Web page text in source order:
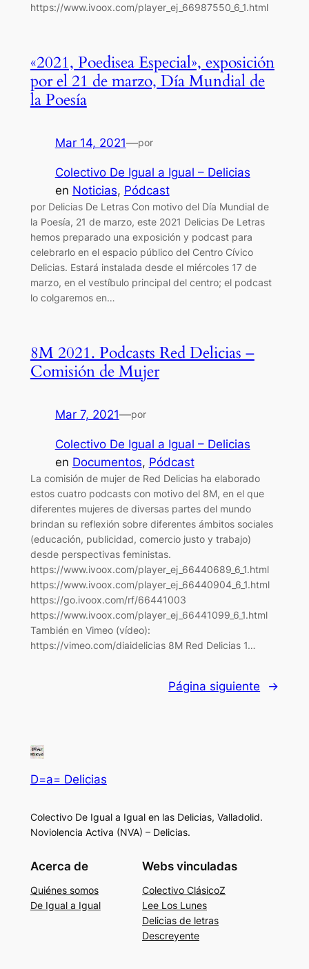
https://www.ivoox.com/player_ej_66987550_6_1.html
«2021, Poedisea Especial», exposición
por el 21 de marzo, Día Mundial de
la Poesía
Mar 14, 2021—por
Colectivo De Igual a Igual – Delicias
en Noticias, Pódcast
por Delicias De Letras Con motivo del Día Mundial de
la Poesía, 21 de marzo, este 2021 Delicias De Letras
hemos preparado una exposición y podcast para
celebrarlo en el espacio público del Centro Cívico
Delicias. Estará instalada desde el miércoles 17 de
marzo, en el vestíbulo principal del centro; el podcast
lo colgaremos en…
8M 2021. Podcasts Red Delicias –
Comisión de Mujer
Mar 7, 2021—por
Colectivo De Igual a Igual – Delicias
en Documentos, Pódcast
La comisión de mujer de Red Delicias ha elaborado
estos cuatro podcasts con motivo del 8M, en el que
diferentes mujeres de diversas partes del mundo
brindan su reflexión sobre diferentes ámbitos sociales
(educación, publicidad, comercio justo y trabajo)
desde perspectivas feministas.
https://www.ivoox.com/player_ej_66440689_6_1.html
https://www.ivoox.com/player_ej_66440904_6_1.html
https://go.ivoox.com/rf/66441003
https://www.ivoox.com/player_ej_66441099_6_1.html
También en Vimeo (vídeo):
https://vimeo.com/diaidelicias 8M Red Delicias 1…
Página siguiente →
D=a= Delicias
Colectivo De Igual a Igual en las Delicias, Valladolid.
Noviolencia Activa (NVA) – Delicias.
Acerca de
Quiénes somos
De Igual a Igual
Webs vinculadas
Colectivo ClásicoZ
Lee Los Lunes
Delicias de letras
Descreyente